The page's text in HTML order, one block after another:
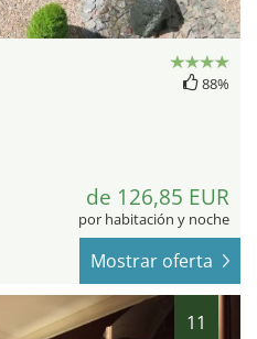
88%
de 126,85 EUR
por habitación y noche
Mostrar oferta
11